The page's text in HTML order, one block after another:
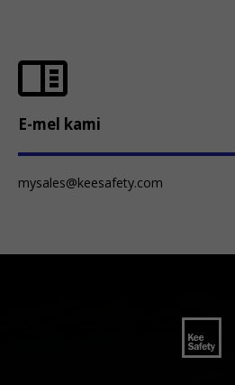
E-mel kami
mysales@keesafety.com